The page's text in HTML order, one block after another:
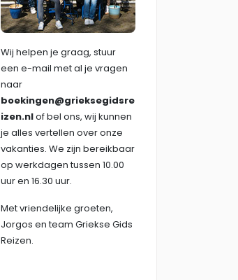
Wij helpen je graag, stuur
een e-mail met al je vragen
naar
boekingen@grieksegidsre
izen.nlof bel ons, wij kunnen
je alles vertellen over onze
vakanties. We zijn bereikbaar
op werkdagen tussen 10.00
uur en 16.30 uur.
Met vriendelijke groeten,
Jorgos en team Griekse Gids
Reizen.